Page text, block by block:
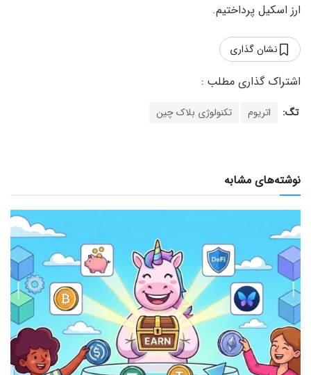
ارز اسکیل پرداختیم.
نشان گذاری
تگ: اتریوم تکنولوژی بلاک چین
نوشته‌های مشابه